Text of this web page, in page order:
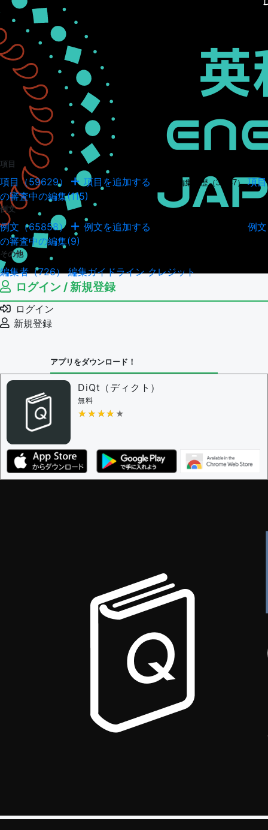
項目
項目（59629） 項目を追加する 項目の編集履歴（34947） 項目
の審査中の編集(115)
例文
例文（65858） 例文を追加する
例文
の審査中の編集(9)
その他
編集者（726）編集ガイドラインクレジット
ログイン / 新規登録
ログイン
新規登録
アプリをダウンロード！
DiQt（ディクト）
無料
★★★★★
★★★★★